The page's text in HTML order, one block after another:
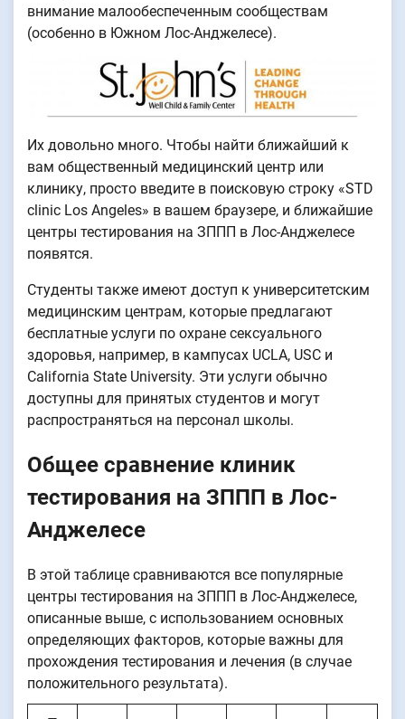
внимание малообеспеченным сообществам
(особенно в Южном Лос-Анджелесе).
Их довольно много. Чтобы найти ближайший к
вам общественный медицинский центр или
клинику, просто введите в поисковую строку «STD
clinic Los Angeles» в вашем браузере, и ближайшие
центры тестирования на ЗППП в Лос-Анджелесе
появятся.
Студенты также имеют доступ к университетским
медицинским центрам, которые предлагают
бесплатные услуги по охране сексуального
здоровья, например, в кампусах UCLA, USC и
California State University. Эти услуги обычно
доступны для принятых студентов и могут
распространяться на персонал школы.
Общее сравнение клиник
тестирования на ЗППП в Лос-
Анджелесе
В этой таблице сравниваются все популярные
центры тестирования на ЗППП в Лос-Анджелесе,
описанные выше, с использованием основных
определяющих факторов, которые важны для
прохождения тестирования и лечения (в случае
положительного результата).